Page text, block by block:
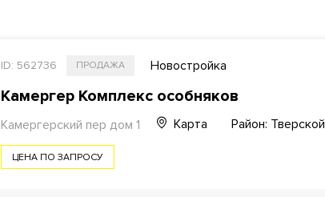
ID: 562736 ПРОДАЖА Новостройка
Камергер Комплекс особняков
Камергерский пер дом 1 Карта Район: Тверской
ЦЕНА ПО ЗАПРОСУ